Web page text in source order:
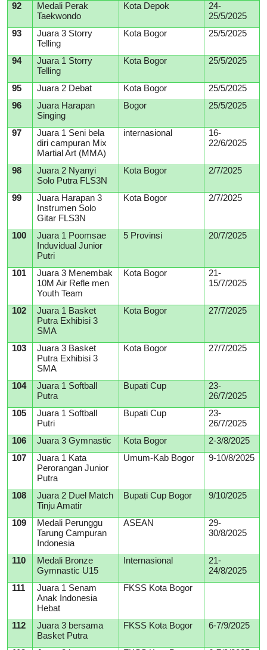
92
Medali Perak
Taekwondo
Kota Depok
24-
25/5/2025
93
Juara 3 Storry
Telling
Kota Bogor 25/5/2025
94
Juara 1 Storry
Telling
Kota Bogor 25/5/2025
95 Juara 2 Debat Kota Bogor
25/5/2025
96
Juara Harapan
Singing
Bogor 25/5/2025
97
Juara 1 Seni bela
diri campuran Mix
Martial Art (MMA)
internasional
16-
22/6/2025
98
Juara 2 Nyanyi
Solo Putra FLS3N
Kota Bogor 2/7/2025
99
Juara Harapan 3
Instrumen Solo
Gitar FLS3N
Kota Bogor 2/7/2025
100
Juara 1 Poomsae
Induvidual Junior
Putri
5 Provinsi 20/7/2025
101
Juara 3 Menembak
10M Air Refle men
Youth Team
Kota Bogor
21-
15/7/2025
102
Juara 1 Basket
Putra Exhibisi 3
SMA
Kota Bogor 27/7/2025
103
Juara 3 Basket
Putra Exhibisi 3
SMA
Kota Bogor 27/7/2025
104
Juara 1 Softball
Putra
Bupati Cup
23-
26/7/2025
105
Juara 1 Softball
Putri
Bupati Cup
23-
26/7/2025
106
Juara 3 Gymnastic Kota Bogor
2-3/8/2025
107
Juara 1 Kata
Perorangan Junior
Putra
Umum-Kab Bogor 9-10/8/2025
108
Juara 2 Duel Match
Tinju Amatir
Bupati Cup Bogor 9/10/2025
109
Medali Perunggu
Tarung Campuran
Indonesia
ASEAN
29-
30/8/2025
110
Medali Bronze
Gymnastic U15
Internasional
21-
24/8/2025
111
Juara 1 Senam
Anak Indonesia
Hebat
FKSS Kota Bogor
112
Juara 3 bersama
Basket Putra
FKSS Kota Bogor 6-7/9/2025